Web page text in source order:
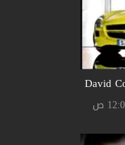
David